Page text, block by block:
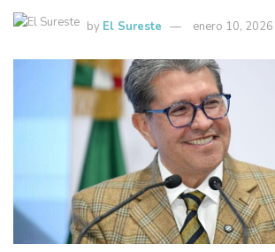
by El Sureste enero 10, 2026